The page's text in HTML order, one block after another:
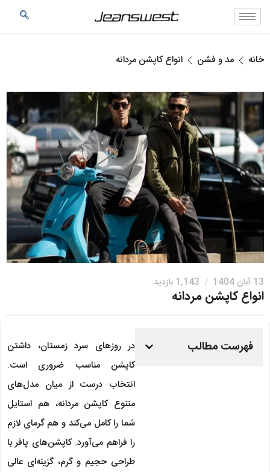
خانه مد و فشن انواع کاپشن مردانه
13 آبان 1404 / 1,143 بازدید
انواع کاپشن مردانه
فهرست مطالب
در روزهای سرد زمستان، داشتن
کاپشن مناسب ضروری است.
انتخاب درست از میان مدل‌های
متنوع کاپشن مردانه، هم استایل
شما را کامل می‌کند و هم گرمای لازم
را فراهم می‌آورد. کاپشن‌های پافر با
طراحی حجیم و گرم، گزینه‌ای عالی